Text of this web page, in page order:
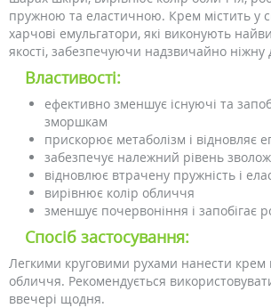
пружною та еластичною. Крем містить у
харчові емульгатори, які виконують
якості, забезпечуючи надзвичайно ніжну
Властивості:
ефективно зменшує існуючі та
зморшкам
прискорює метаболізм і відновляє
забезпечує належний рівень
відновлює втрачену пружність і
вирівнює колір обличчя
зменшує почервоніння і запобігає
Спосіб застосування:
Легкими круговими рухами нанести крем
обличчя. Рекомендується
ввечері щодня.